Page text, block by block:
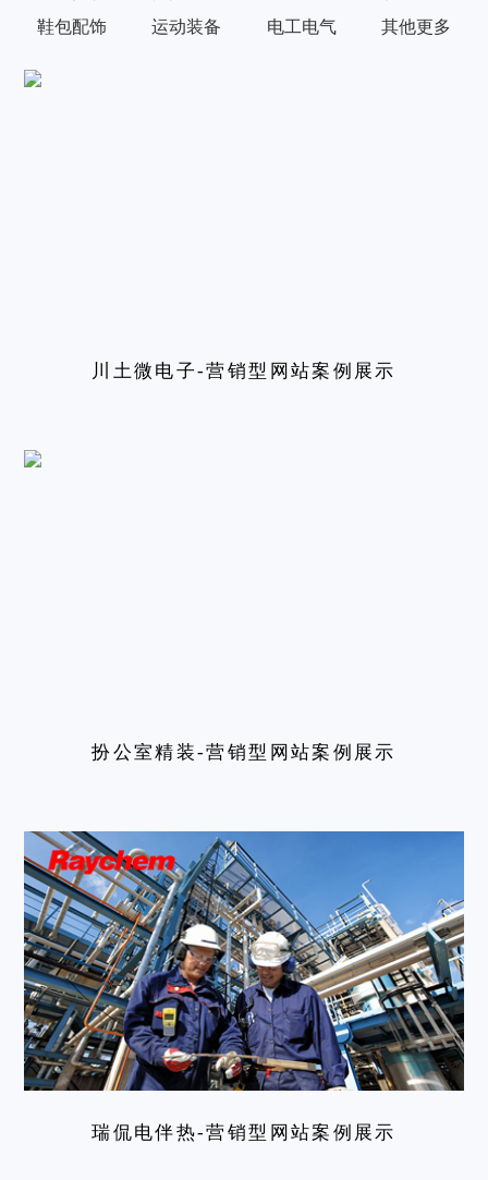
鞋包配饰
运动装备 电工电气 其他更多
川土微电子-营销型网站案例展示
扮公室精装-营销型网站案例展示
瑞侃电伴热-营销型网站案例展示